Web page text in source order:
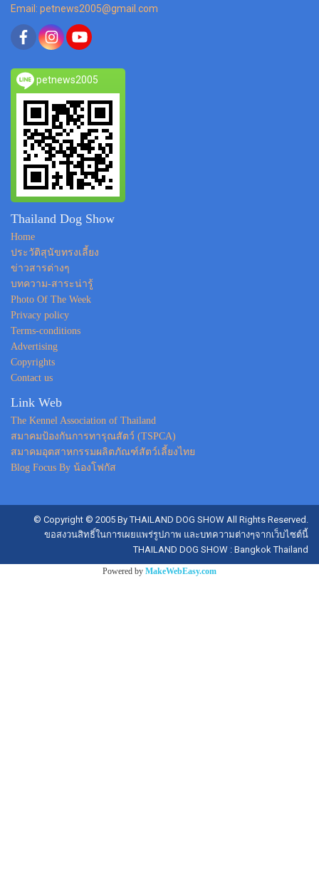
Email: petnews2005@gmail.com
petnews2005
Thailand Dog Show
Home
ประวัติสุนัขทรงเลี้ยง
ข่าวสารต่างๆ
บทความ-สาระน่ารู้
Photo Of The Week
Privacy policy
Terms-conditions
Advertising
Copyrights
Contact us
Link Web
The Kennel Association of Thailand
สมาคมป้องกันการทารุณสัตว์ (TSPCA)
สมาคมอุตสาหกรรมผลิตภัณฑ์สัตว์เลี้ยงไทย
Blog Focus By น้องโฟกัส
© Copyright © 2005 By THAILAND DOG SHOW All Rights Reserved.
ขอสงวนสิทธิ์ในการเผยแพร่รูปภาพ และบทความต่างๆจากเว็บไซต์นี้
THAILAND DOG SHOW : Bangkok Thailand
Powered by MakeWebEasy.com